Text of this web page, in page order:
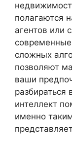
полагаются
агентов или
сложных
позволяют
ваши
разбираться
интеллект
именно